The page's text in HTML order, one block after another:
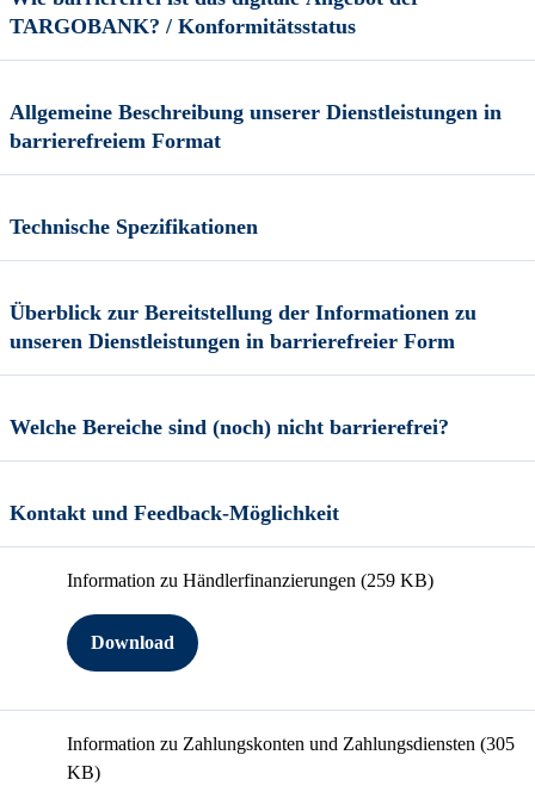
TARGOBANK? / Konformitätsstatus
Allgemeine Beschreibung unserer Dienstleistungen in
barrierefreiem Format
Technische Spezifikationen
Überblick zur Bereitstellung der Informationen zu
unseren Dienstleistungen in barrierefreier Form
Welche Bereiche sind (noch) nicht barrierefrei?
Kontakt und Feedback-Möglichkeit
Information zu Händlerfinanzierungen (259 KB)
Download
Information zu Zahlungskonten und Zahlungsdiensten (305
KB)